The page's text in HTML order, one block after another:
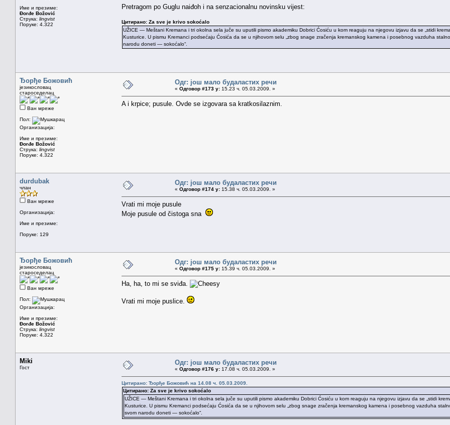
Име и презиме:
Đorđe Božović
Струка: lingvist
Поруке: 4.322
Pretragom po Guglu naiđoh i na senzacionalnu novinsku vijest:
Цитирано: Za sve je krivo sokoćalo
UŽICE — Meštani Kremana i tri okolna sela juče su uputili pismo akademiku Dobrici Ćosiću u kom reaguju na njegovu izjavu da se „stidi
Kusturice. U pismu Kremanci podsećaju Ćosića da se u njihovom selu „zbog snage zračenja kremanskog kamena i posebnog vazduha
narodu doneti — sokoćalo“.
Ђорђе Божовић
језикословац
староседелац
Ван мреже
Пол:
Организација:
Име и презиме:
Đorđe Božović
Струка: lingvist
Поруке: 4.322
Одг: још мало будаластих речи
« Одговор #173 у: 15.23 ч. 05.03.2009. »
A i krpice; pusule. Ovde se izgovara sa kratkosilaznim.
durdubak
члан
Ван мреже
Организација:
Име и презиме:
Поруке: 129
Одг: још мало будаластих речи
« Одговор #174 у: 15.38 ч. 05.03.2009. »
Vrati mi moje pusule
Moje pusule od čistoga sna
Ђорђе Божовић
језикословац
староседелац
Ван мреже
Пол:
Организација:
Име и презиме:
Đorđe Božović
Струка: lingvist
Поруке: 4.322
Одг: још мало будаластих речи
« Одговор #175 у: 15.39 ч. 05.03.2009. »
Ha, ha, to mi se sviđa.
Vrati mi moje puslice.
Miki
Гост
Одг: још мало будаластих речи
« Одговор #176 у: 17.08 ч. 05.03.2009. »
Цитирано: Ђорђе Божовић на 14.08 ч. 05.03.2009.
Цитирано: Za sve je krivo sokoćalo
UŽICE — Meštani Kremana i tri okolna sela juče su uputili pismo akademiku Dobrici Ćosiću u kom reaguju na njegovu izjavu da se „stidi
Kusturice. U pismu Kremanci podsećaju Ćosića da se u njihovom selu „zbog snage zračenja kremanskog kamena i posebnog vazduha
svom narodu doneti — sokoćalo“.